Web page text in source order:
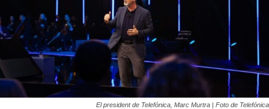
El president de Telefónica, Marc Murtra | Foto de Telefónica